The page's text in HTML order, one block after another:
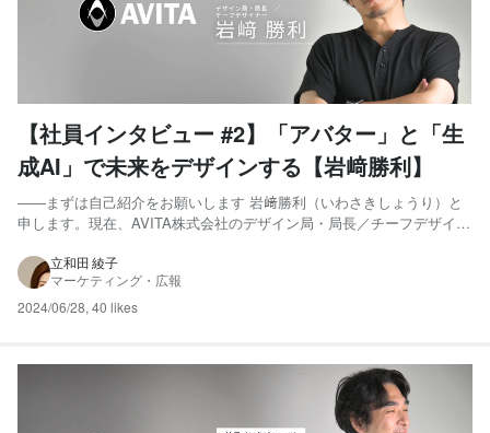
【社員インタビュー #2】「アバター」と「生
成AI」で未来をデザインする【岩﨑勝利】
――まずは自己紹介をお願いします 岩﨑勝利（いわさきしょうり）と
申します。現在、AVITA株式会社のデザイン局・局長／チーフデザイナ
やゲーム会社でデザイナーとしてのキャリアを経て、30代は外資系や
国内IT企業をクライアントとするデザイン会社に勤務し...
立和田 綾子
マーケティング・広報
2024/06/28,40 likes